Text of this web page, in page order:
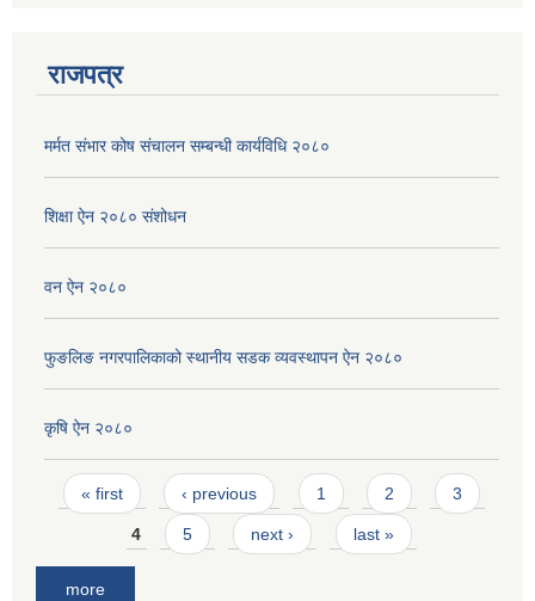
राजपत्र
मर्मत संभार कोष संचालन सम्बन्धी कार्यविधि २०८०
शिक्षा ऐन २०८० संशोधन
वन ऐन २०८०
फुङलिङ नगरपालिकाको स्थानीय सडक व्यवस्थापन ऐन २०८०
कृषि ऐन २०८०
Pages
« first ‹ previous 1 2 3
4 5 next › last »
more